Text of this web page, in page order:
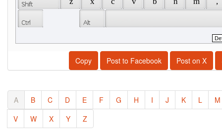
Copy Post to Facebook Post on X
A B C D E F G H I J K L
M
V
W X Y Z